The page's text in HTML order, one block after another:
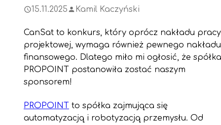
15.11.2025 Kamil Kaczyński
CanSat to konkurs, który oprócz nakładu pracy
projektowej, wymaga również pewnego nakładu
finansowego. Dlatego miło mi ogłosić, że spółka
PROPOINT postanowiła zostać naszym
sponsorem!
PROPOINT to spółka zajmująca się
automatyzacją i robotyzacją przemysłu. Od